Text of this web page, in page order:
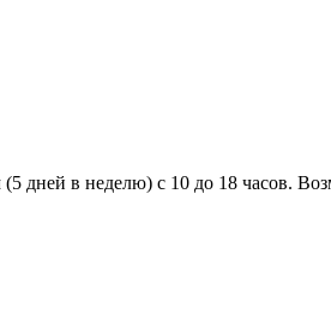
дней в неделю) с 10 до 18 часов.